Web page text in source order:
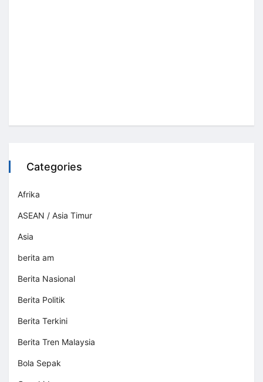
Categories
Afrika
ASEAN / Asia Timur
Asia
berita am
Berita Nasional
Berita Politik
Berita Terkini
Berita Tren Malaysia
Bola Sepak